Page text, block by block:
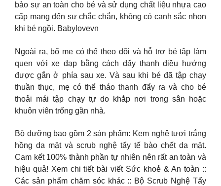
bảo sự an toàn cho bé và sử dụng chất liệu nhựa cao
cấp mang đến sự chắc chắn, không có cạnh sắc nhọn
khi bé ngồi. Babylovevn
Ngoài ra, bố mẹ có thể theo dõi và hỗ trợ bé tập làm
quen với xe đạp bằng cách đẩy thanh điều hướng
được gắn ở phía sau xe. Và sau khi bé đã tập chạy
thuần thục, mẹ có thể tháo thanh đẩy ra và cho bé
thoải mái tập chạy tự do khắp nơi trong sân hoặc
khuôn viên trống gần nhà.
Bộ dưỡng bao gồm 2 sản phẩm: Kem nghệ tươi trắng
hồng da mặt và scrub nghệ tẩy tế bào chết da mặt.
Cam kết 100% thành phần tự nhiên nên rất an toàn và
hiệu quả! Xem chi tiết bài viết Sức khoẻ & An toàn ::
Các sản phẩm chăm sóc khác :: Bộ Scrub Nghệ Tẩy